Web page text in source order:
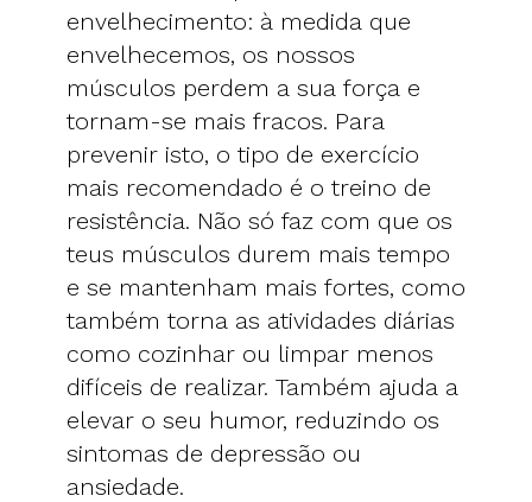
envelhecimento: à medida que
envelhecemos, os nossos
músculos perdem a sua força e
tornam-se mais fracos. Para
prevenir isto, o tipo de exercício
mais recomendado é o treino de
resistência. Não só faz com que os
teus músculos durem mais tempo
e se mantenham mais fortes, como
também torna as atividades diárias
como cozinhar ou limpar menos
difíceis de realizar. Também ajuda a
elevar o seu humor, reduzindo os
sintomas de depressão ou
ansiedade.